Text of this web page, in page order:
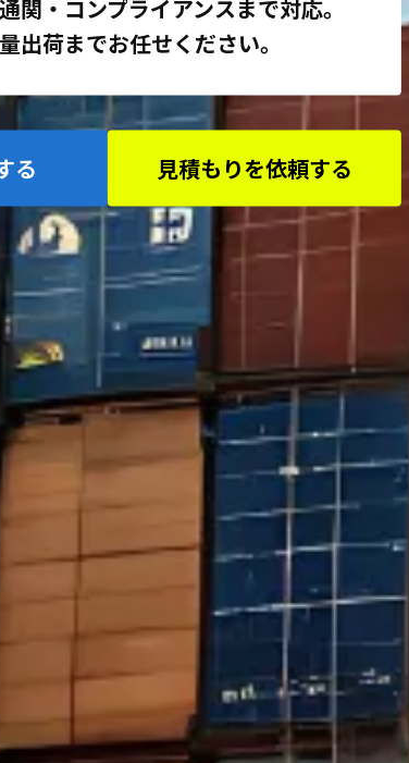
関・コンプライアンスまで対応。
出荷までお任せください。
る 見積もりを依頼する